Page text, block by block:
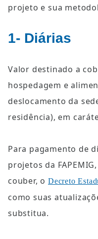
projeto e sua
1- Diárias
Valor destinado a
hospedagem e
deslocamento da
residência), em
Para pagamento de
projetos da
couber, o Decreto
como suas
substitua.